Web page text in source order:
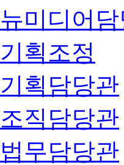
뉴미디어
기획조정
기획담당관
조직담당관
법무담당관